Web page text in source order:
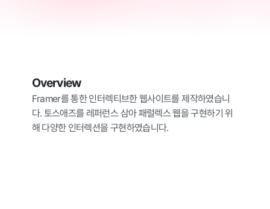
Overview
Framer를 통한 인터렉티브한 웹사이트를 제작하였습니
다. 토스애즈를 레퍼런스 삼아 패럴렉스 웹을 구현하기 위
해 다양한 인터렉션을 구현하였습니다.